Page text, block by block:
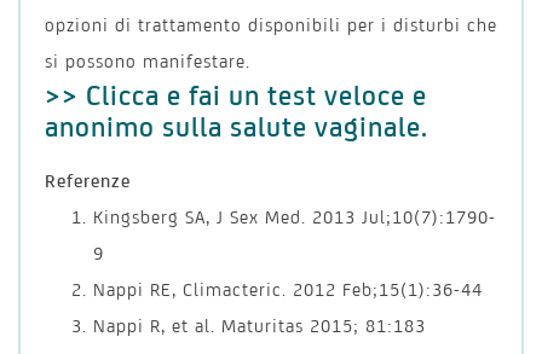
opzioni di trattamento disponibili per i disturbi che
si possono manifestare.
>> Clicca e fai un test veloce e
anonimo sulla salute vaginale.
Referenze
Kingsberg SA, J Sex Med. 2013 Jul;10(7):1790-
9
Nappi RE, Climacteric. 2012 Feb;15(1):36-44
Nappi R, et al. Maturitas 2015; 81:183